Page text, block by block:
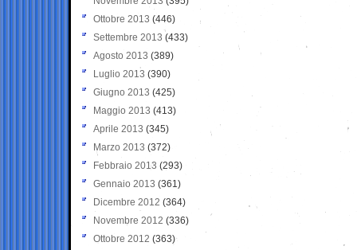
Ottobre 2013 (446)
Settembre 2013 (433)
Agosto 2013 (389)
Luglio 2013 (390)
Giugno 2013 (425)
Maggio 2013 (413)
Aprile 2013 (345)
Marzo 2013 (372)
Febbraio 2013 (293)
Gennaio 2013 (361)
Dicembre 2012 (364)
Novembre 2012 (336)
Ottobre 2012 (363)